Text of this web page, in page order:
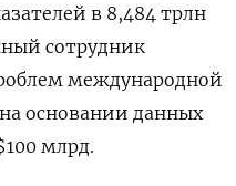
в 8,484 трлн
сотрудник
международной
основании данных
млрд.